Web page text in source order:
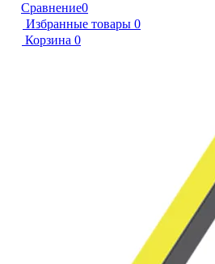
Сравнение0
Избранные товары 0
Корзина 0